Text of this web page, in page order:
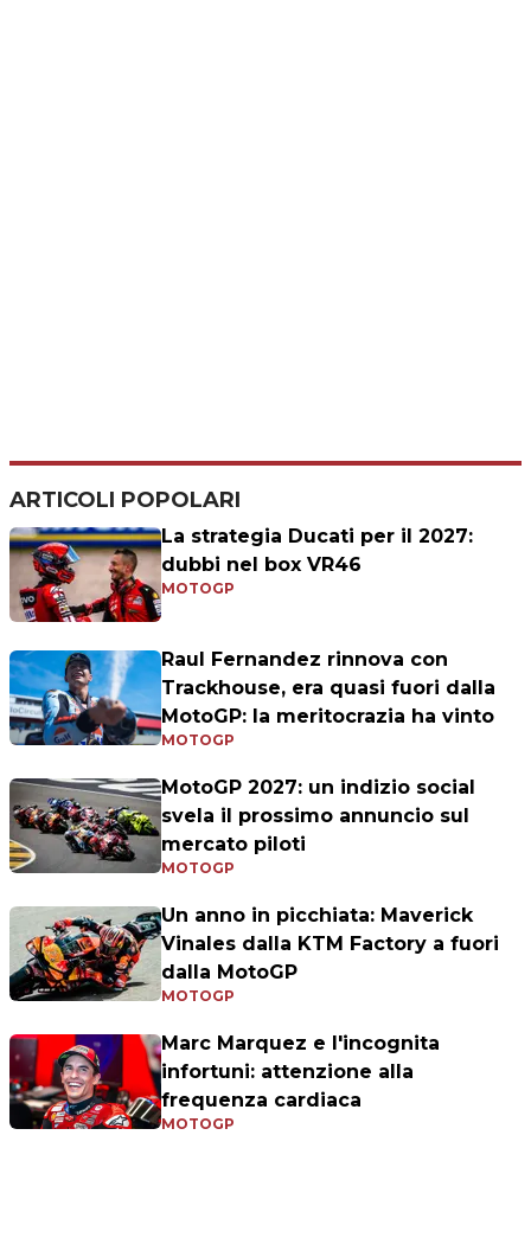
ARTICOLI POPOLARI
La strategia Ducati per il 2027:
dubbi nel box VR46
MOTOGP
Raul Fernandez rinnova con
Trackhouse, era quasi fuori dalla
MotoGP: la meritocrazia ha vinto
MOTOGP
MotoGP 2027: un indizio social
svela il prossimo annuncio sul
mercato piloti
MOTOGP
Un anno in picchiata: Maverick
Vinales dalla KTM Factory a fuori
dalla MotoGP
MOTOGP
Marc Marquez e l'incognita
infortuni: attenzione alla
frequenza cardiaca
MOTOGP